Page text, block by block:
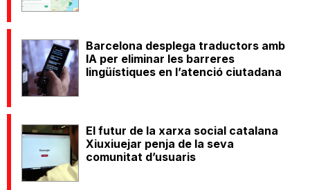
Barcelona desplega traductors amb
IA per eliminar les barreres
lingüístiques en l’atenció ciutadana
El futur de la xarxa social catalana
Xiuxiuejar penja de la seva
comunitat d’usuaris